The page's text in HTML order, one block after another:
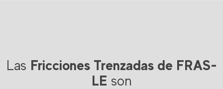
Las Fricciones Trenzadas de FRAS-
LE son